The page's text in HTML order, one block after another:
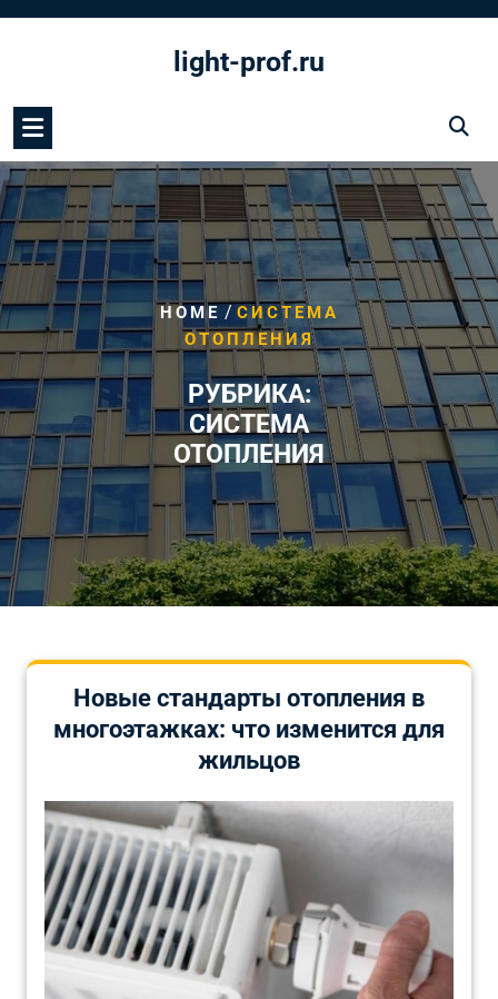
light-prof.ru
HOME/СИСТЕМА
ОТОПЛЕНИЯ
РУБРИКА:
СИСТЕМА
ОТОПЛЕНИЯ
Новые стандарты отопления в
многоэтажках: что изменится для
жильцов